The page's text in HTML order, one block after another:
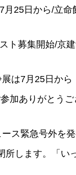
月25日から/立命
ト募集開始/京
は7月25日から
加ありがとう
ス緊急号外を
所します。「い